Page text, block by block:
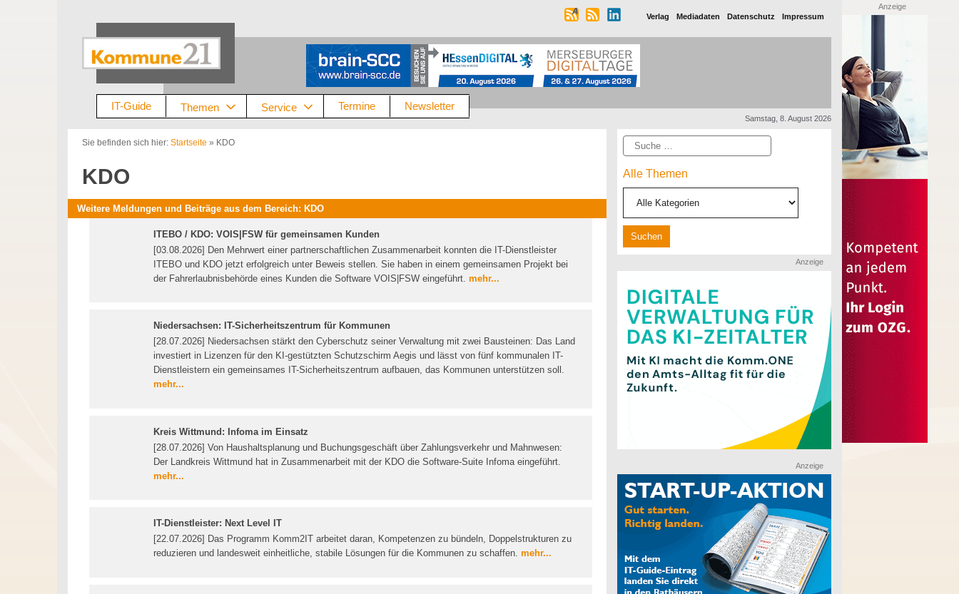
Verlag Mediadaten Datenschutz Impressum
IT-Guide Themen Service Termine Newsletter
Samstag, 8. August 2026
Sie befinden sich hier: Startseite » KDO
KDO
Weitere Meldungen und Beiträge aus dem Bereich: KDO
ITEBO / KDO: VOIS|FSW für gemeinsamen Kunden
[03.08.2026] Den Mehrwert einer partnerschaftlichen Zusammenarbeit konnten die IT-Dienstleister
ITEBO und KDO jetzt erfolgreich unter Beweis stellen. Sie haben in einem gemeinsamen Projekt bei
der Fahrerlaubnisbehörde eines Kunden die Software VOIS|FSW eingeführt. mehr...
Niedersachsen: IT-Sicherheitszentrum für Kommunen
[28.07.2026] Niedersachsen stärkt den Cyberschutz seiner Verwaltung mit zwei Bausteinen: Das Land
investiert in Lizenzen für den KI-gestützten Schutzschirm Aegis und lässt von fünf kommunalen IT-
Dienstleistern ein gemeinsames IT-Sicherheitszentrum aufbauen, das Kommunen unterstützen soll.
mehr...
Kreis Wittmund: Infoma im Einsatz
[28.07.2026] Von Haushaltsplanung und Buchungsgeschäft über Zahlungsverkehr und Mahnwesen:
Der Landkreis Wittmund hat in Zusammenarbeit mit der KDO die Software-Suite Infoma eingeführt.
mehr...
IT-Dienstleister: Next Level IT
[22.07.2026] Das Programm Komm2IT arbeitet daran, Kompetenzen zu bündeln, Doppelstrukturen zu
reduzieren und landesweit einheitliche, stabile Lösungen für die Kommunen zu schaffen. mehr...
Suche
Alle Themen
Anzeige
Anzeige
Anzeige